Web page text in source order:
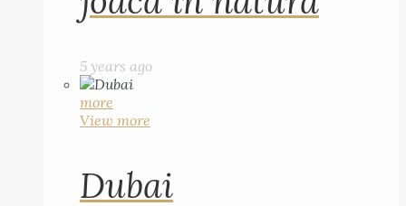
5 years ago
more
View more
Dubai